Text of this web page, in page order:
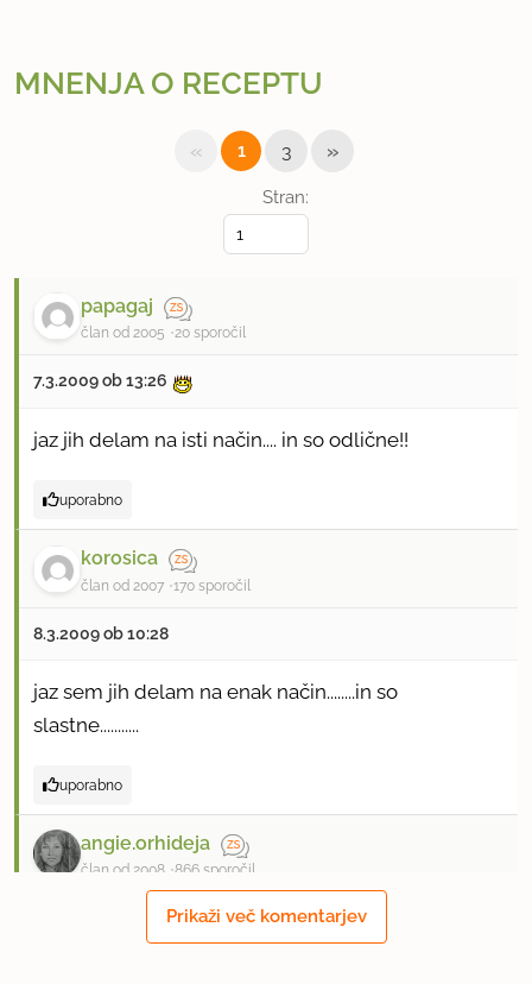
MNENJA O RECEPTU
Stran:
« 1 3 »
papagaj
član od 2005 20 sporočil
7.3.2009 ob 13:26
jaz jih delam na isti način.... in so odlične!!
uporabno
korosica
član od 2007 170 sporočil
8.3.2009 ob 10:28
jaz sem jih delam na enak način........in so
slastne...........
uporabno
angie.orhideja
član od 2008 866 sporočil
Prikaži več komentarjev